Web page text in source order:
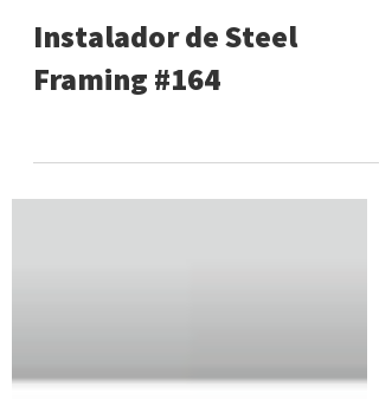
Instalador de Steel
Framing #164